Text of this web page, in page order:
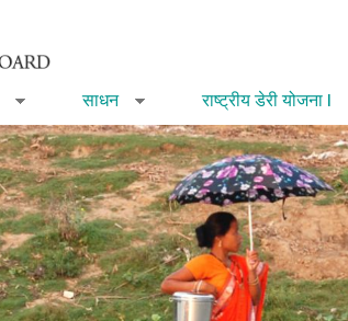
साधन राष्ट्रीय डेरी योजना I